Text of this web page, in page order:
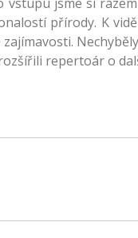
přírody. K
repertoár o